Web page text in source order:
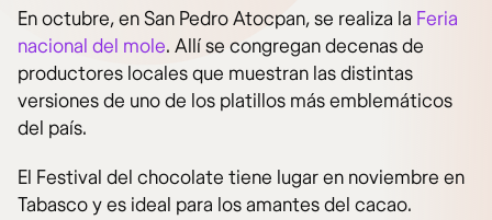
En octubre, en San Pedro Atocpan, se realiza la Feria
nacional del mole. Allí se congregan decenas de
productores locales que muestran las distintas
versiones de uno de los platillos más emblemáticos
del país.
El Festival del chocolate tiene lugar en noviembre en
Tabasco y es ideal para los amantes del cacao.